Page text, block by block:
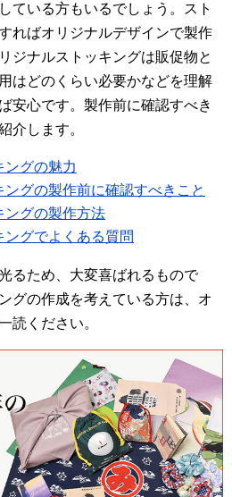
ている方もいるでしょう。スト
ればオリジナルデザインで製作
ジナルストッキングは販促物と
はどのくらい必要かなどを理解
安心です。製作前に確認すべき
介します。
ングの魅力
グの製作前に確認すべきこと
ングの製作方法
グでよくある質問
るため、大変喜ばれるもので
グの作成を考えている方は、オ
読ください。